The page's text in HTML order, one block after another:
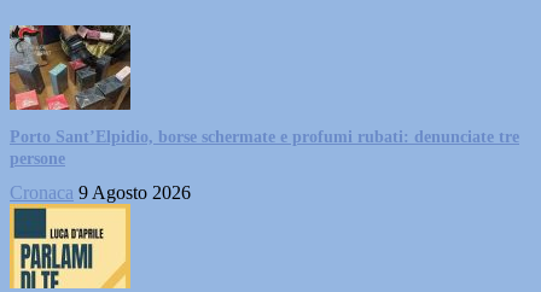
Porto Sant’Elpidio, borse schermate e profumi rubati: denunciate tre
persone
Cronaca 9 Agosto 2026